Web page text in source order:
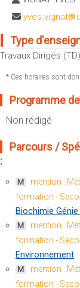
Sportives)
UFR FS (Chimie,
UFR
GEP (Génie
Informatique
Mécanique
Fermer
OUTILS
Intranet des
Moodle
Messagerie
Stage et emploi
Portefeuille
de Compétences
Fermer
yves.vignat
Type
Travaux Dirigés (TD)
* Ces horaires sont
Programme
Non rédigé
Parcours /
:
M
mention :
formation -
Biochimie
M
mention :
formation -
Environnement
M
mention :
formation -